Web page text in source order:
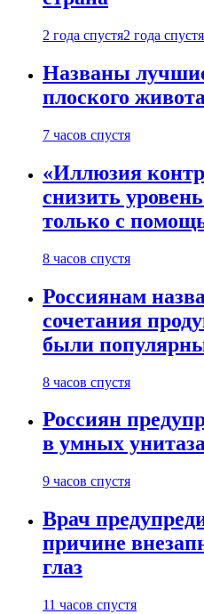
2 года спустя2 года спустя
Названы
плоского живота
7 часов спустя
«Иллюзия
снизить
только с
8 часов спустя
Россиянам
сочетания
были
8 часов спустя
Россиян
в умных
9 часов спустя
Врач
причине
глаз
11 часов спустя